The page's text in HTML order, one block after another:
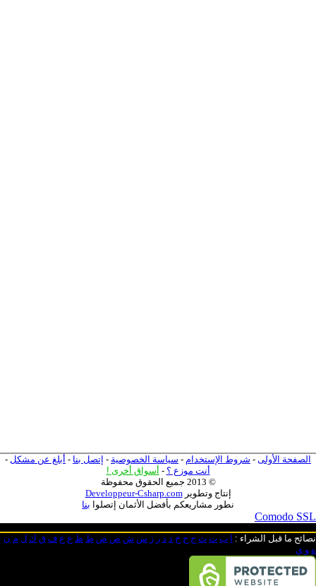
الصفحة الأولى - شروط الإستخدام - سياسة الخصوصية - إتصل بنا - أبلغ عن مشكل -
أنت موزع ؟ - أسواق أخرى !
© 2013 جميع الحقوق محفوظة
إنتاج وتطويرDeveloppeur-Csharp.com
نطور مشاريعكم بأفضل الأثمان إتصلوا بنا
Comodo SSL
نصائح ما قبل الشراء : ب ت ث ج ح خ د ذ ر ز س ش ص ض ط ظ ع غ ف ق ك ل م ن
ه و ي